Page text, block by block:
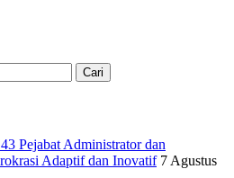
Pejabat Administrator dan
Adaptif dan Inovatif 7 Agustus